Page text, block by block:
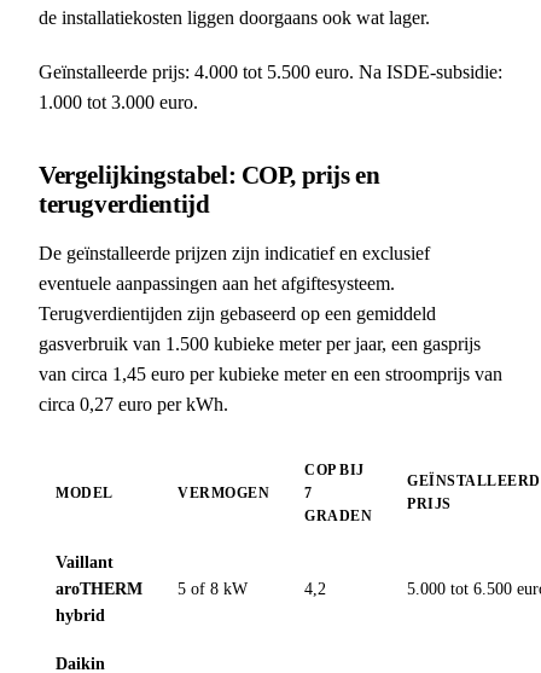
de installatiekosten liggen doorgaans ook wat lager.
Geïnstalleerde prijs: 4.000 tot 5.500 euro. Na ISDE-subsidie:
1.000 tot 3.000 euro.
Vergelijkingstabel: COP, prijs en
terugverdientijd
De geïnstalleerde prijzen zijn indicatief en exclusief
eventuele aanpassingen aan het afgiftesysteem.
Terugverdientijden zijn gebaseerd op een gemiddeld
gasverbruik van 1.500 kubieke meter per jaar, een gasprijs
van circa 1,45 euro per kubieke meter en een stroomprijs van
circa 0,27 euro per kWh.
MODEL VERMOGEN
COP BIJ
7
GRADEN
PRIJS
Vaillant
aroTHERM
hybrid
5 of 8 kW 4,2 5.000 tot 6.500
Daikin